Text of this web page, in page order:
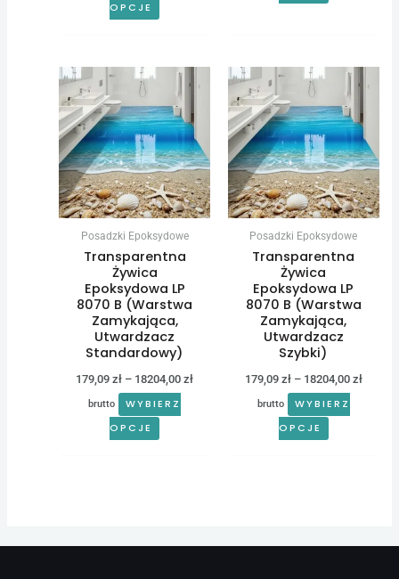
OPCJE
Posadzki Epoksydowe
Transparentna
Żywica
Epoksydowa LP
8070 B (Warstwa
Zamykająca,
Utwardzacz
Standardowy)
179,09zł – 18204,00zł
cen:
179,09 zł
do
18204,00 zł
brutto
WYBIERZ
OPCJE
Ten
produkt
ma
wiele
wariantów.
Opcje
można
wybrać
stronie
produktu
Posadzki Epoksydowe
Transparentna
Żywica
Epoksydowa LP
8070 B (Warstwa
Zamykająca,
Utwardzacz
Szybki)
179,09 zł – 18204,00 zł
cen:
179,09
do
brutto
WYBIERZ
OPCJE
Ten
produkt
ma
wiele
wariantów.
Opcje
można
wybrać
stronie
produktu